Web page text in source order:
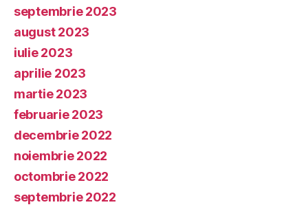
septembrie 2023
august 2023
iulie 2023
aprilie 2023
martie 2023
februarie 2023
decembrie 2022
noiembrie 2022
octombrie 2022
septembrie 2022